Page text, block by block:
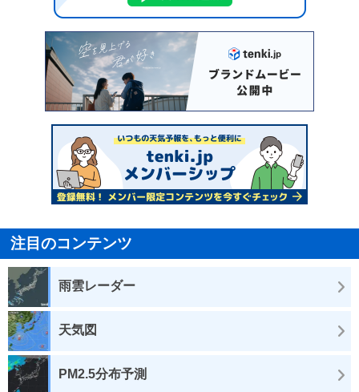
注目のコンテンツ
雨雲レーダー
天気図
PM2.5分布予測